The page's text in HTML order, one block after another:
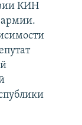
КИН
армии.